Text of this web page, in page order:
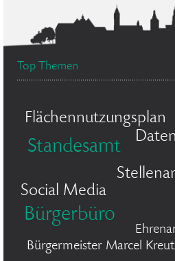
Top Themen
Flächennutzungsplan
Standesamt
Social Media
Bürgerbüro
Bürgermeister Marcel